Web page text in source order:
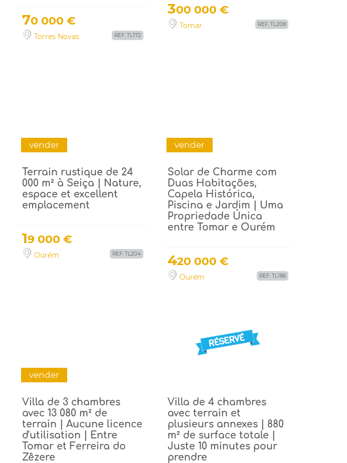
70 000 €
Torres Novas REF: TL172
300 000 €
Tomar REF: TL208
vender
Terrain rustique de 24
000 m² à Seiça | Nature,
espace et excellent
emplacement
19 000 €
Ourém REF: TL204
vender
Solar de Charme com
Duas Habitações,
Capela Histórica,
Piscina e Jardim | Uma
Propriedade Única
entre Tomar e Ourém
420 000 €
Ourém REF: TL186
vender
Villa de 3 chambres
avec 13 080 m² de
terrain | Aucune licence
d'utilisation | Entre
Tomar et Ferreira do
Zêzere
Villa de 4 chambres
avec terrain et
plusieurs annexes | 880
m² de surface totale |
Juste 10 minutes pour
prendre